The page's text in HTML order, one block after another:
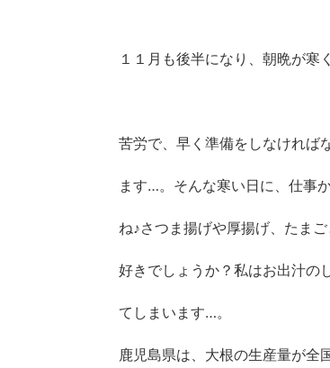
１１月も後半になり、朝晩が寒
苦労で、早く準備をしなければ
ます…。そんな寒い日に、仕事
ね♪さつま揚げや厚揚げ、たま
好きでしょうか？私はお出汁の
てしまいます…。
鹿児島県は、大根の生産量が全